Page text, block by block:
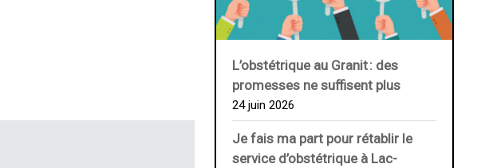
L’obstétrique au ­Granit : des
promesses ne suffisent plus
24 juin 2026
Je fais ma part pour rétablir le
service d’obstétrique à Lac-